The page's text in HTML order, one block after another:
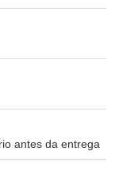
antes da entrega